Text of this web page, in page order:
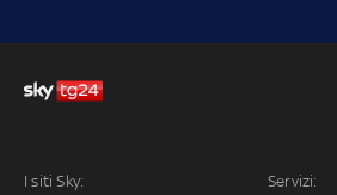
I siti Sky: Servizi: